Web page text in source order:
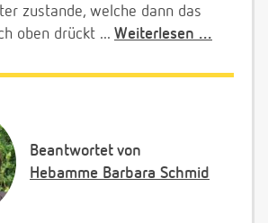
zustande, welche dann das
oben drückt ... Weiterlesen ...
Beantwortet von
Hebamme Barbara Schmid